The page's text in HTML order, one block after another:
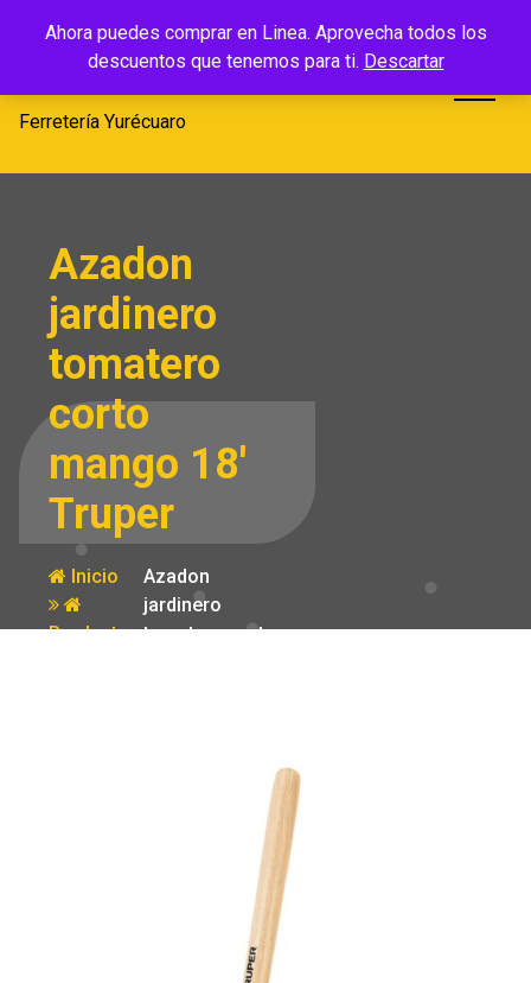
Ahora puedes comprar en Linea. Aprovecha todos los
descuentos que tenemos para ti. Descartar
Ferretería
Yurécuaro
Ferretería Yurécuaro
Azadon
jardinero
tomatero
corto
mango 18′
Truper
Inicio
Producto
Azadon
jardinero
tomatero corto